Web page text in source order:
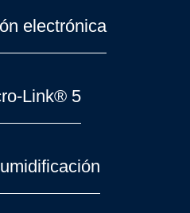
electrónica
Link® 5